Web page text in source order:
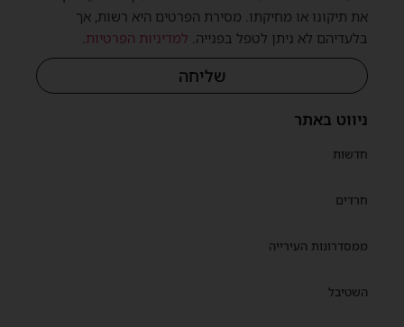
ניווט באתר
חדשות
חרדים
ממסדרונות העירייה
השטיבל
את תיקונו או מחיקתו. מסירת הפרטים היא רשות, אך
בלעדיהם לא ניתן לטפל בפנייה. למדיניות הפרטיות.
שליחה